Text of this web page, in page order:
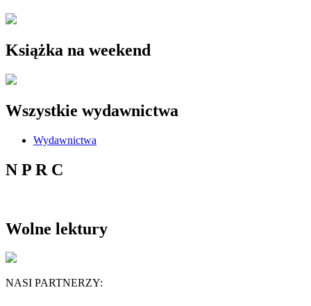
Książka na weekend
Wszystkie wydawnictwa
Wydawnictwa
N P R C
Wolne lektury
NASI PARTNERZY: